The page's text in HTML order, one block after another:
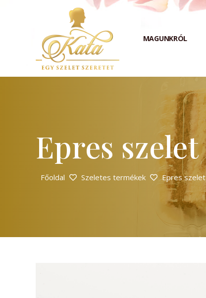
MAGUNKRÓL
Epres szelet
Főoldal Szeletes termékek Epres szelet